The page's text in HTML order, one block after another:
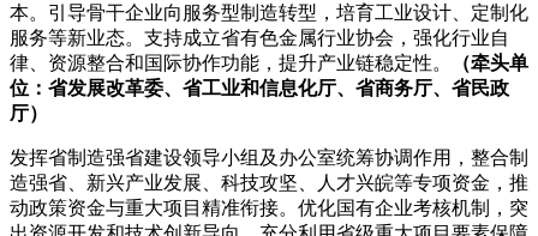
本。引导骨干企业向服务型制造转型，培育工业设计、定制化
服务等新业态。支持成立省有色金属行业协会，强化行业自
律、资源整合和国际协作功能，提升产业链稳定性。
（牵头单
位：省发展改革委、省工业和信息化厅、省商务厅、省民政
厅）
发挥省制造强省建设领导小组及办公室统筹协调作用，整合制
造强省、新兴产业发展、科技攻坚、人才兴皖等专项资金，推
动政策资金与重大项目精准衔接。优化国有企业考核机制，突